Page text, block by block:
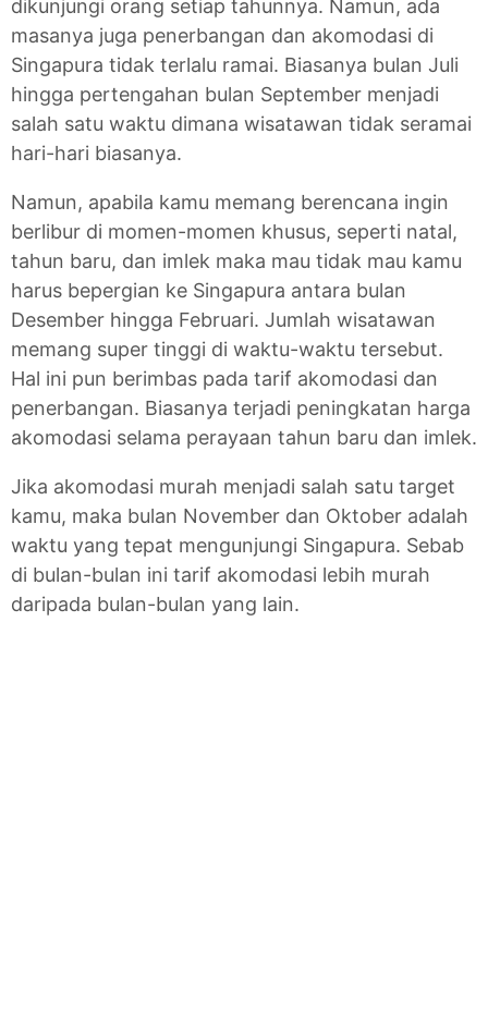
dikunjungi orang setiap tahunnya. Namun, ada
masanya juga penerbangan dan akomodasi di
Singapura tidak terlalu ramai. Biasanya bulan Juli
hingga pertengahan bulan September menjadi
salah satu waktu dimana wisatawan tidak seramai
hari-hari biasanya.
Namun, apabila kamu memang berencana ingin
berlibur di momen-momen khusus, seperti natal,
tahun baru, dan imlek maka mau tidak mau kamu
harus bepergian ke Singapura antara bulan
Desember hingga Februari. Jumlah wisatawan
memang super tinggi di waktu-waktu tersebut.
Hal ini pun berimbas pada tarif akomodasi dan
penerbangan. Biasanya terjadi peningkatan harga
akomodasi selama perayaan tahun baru dan imlek.
Jika akomodasi murah menjadi salah satu target
kamu, maka bulan November dan Oktober adalah
waktu yang tepat mengunjungi Singapura. Sebab
di bulan-bulan ini tarif akomodasi lebih murah
daripada bulan-bulan yang lain.